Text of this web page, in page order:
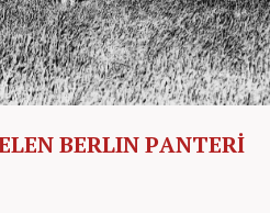
BERLIN PANTERİ